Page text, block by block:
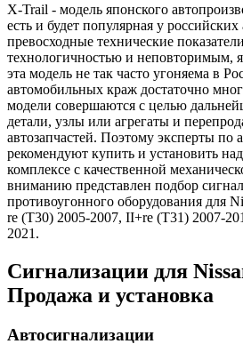
X-Trail - модель японского
есть и будет популярная у
превосходные технические
технологичностью и неповторимым,
эта модель не так часто угоняема в
автомобильных краж достаточно
модели совершаются с целью
детали, узлы или агрегаты и
автозапчастей. Поэтому эксперты по
рекомендуют купить и установить
комплексе с качественной
вниманию представлен подбор
противоугонного оборудования для
re (T30) 2005-2007, II+re (T31) 2007-
2021.
Сигнализации для
Продажа и установка
Автосигнализации